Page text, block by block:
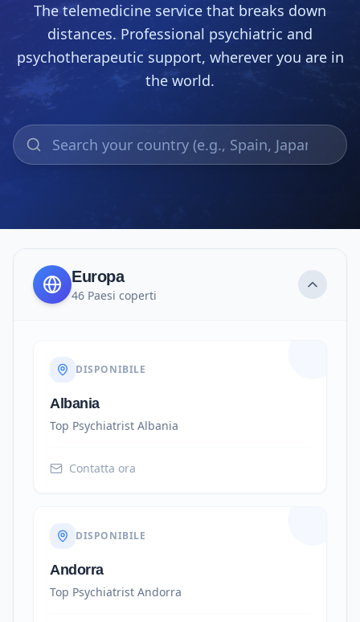
The telemedicine service that breaks down
distances. Professional psychiatric and
psychotherapeutic support, wherever you are in
the world.
Europa
46 Paesi coperti
DISPONIBILE
Albania
Top Psychiatrist Albania
Contatta ora
DISPONIBILE
Andorra
Top Psychiatrist Andorra